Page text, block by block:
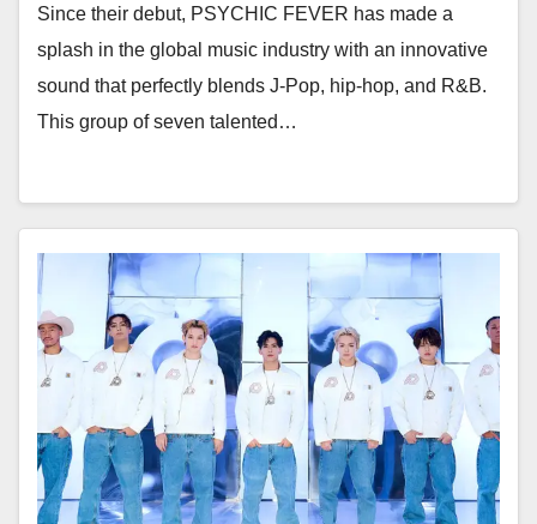
Since their debut, PSYCHIC FEVER has made a
splash in the global music industry with an innovative
sound that perfectly blends J-Pop, hip-hop, and R&B.
This group of seven talented…